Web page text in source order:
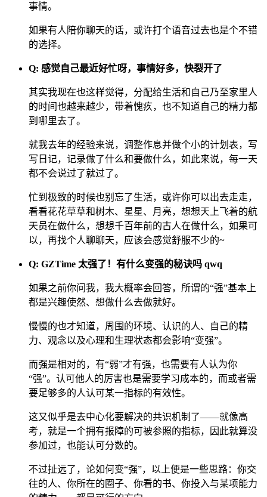
事情。
如果有人陪你聊天的话，或许打个语音过去也是个不错
的选择。
Q: 感觉自己最近好忙呀，事情好多，快裂开了
其实我现在也这样觉得，分配给生活和自己乃至家里人
的时间也越来越少，带着愧疚，也不知道自己的精力都
到哪里去了。
就我去年的经验来说，调整作息并做个小的计划表，写
写日记，记录做了什么和要做什么，如此来说，每一天
都不会说过了就过了。
忙到极致的时候也别忘了生活，或许你可以出去走走，
看看花花草草和树木、星星、月亮，想想天上飞着的航
天员在做什么，想想千百年前的古人在做什么，如果可
以，再找个人聊聊天，应该会感觉舒服不少的~
Q: GZTime 太强了！有什么变强的秘诀吗 qwq
如果之前你问我，我大概率会回答，所谓的“强”基本上
都是兴趣使然、想做什么去做就好。
慢慢的也才知道，周围的环境、认识的人、自己的精
力、观念以及心理和生理状态都会影响“变强”。
而强是相对的，有“弱”才有强，也需要有人认为你
“强”。认可他人的厉害也是需要学习成本的，而或者需
要足够多的人认可某一指标的有效性。
这又似乎是去中心化要解决的共识机制了——就像高
考，就是一个拥有报障的可被参照的指标，因此就算没
参加过，也能认可分数的。
不过扯远了，论如何变“强”，以上便是一些思路：你交
往的人、你所在的圈子、你看的书、你投入与某项能力